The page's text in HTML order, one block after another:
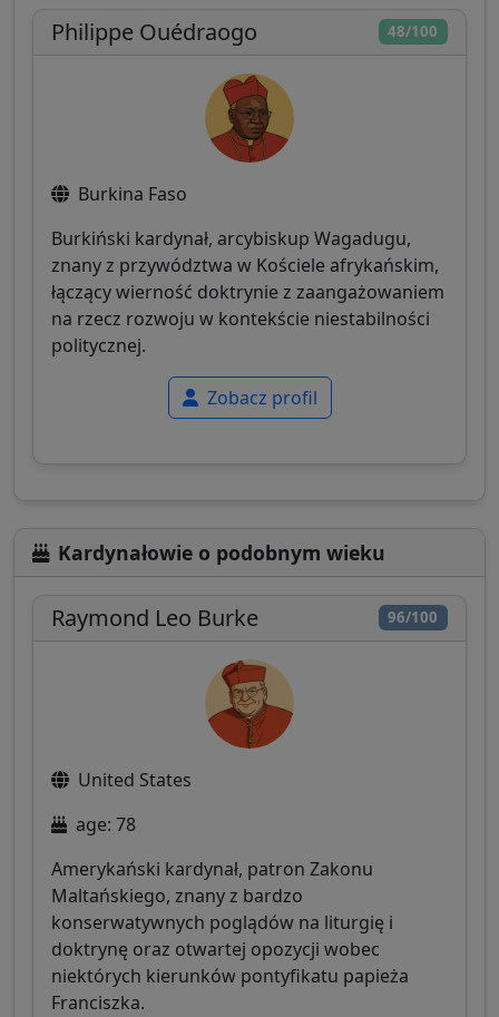
48/100
Philippe Ouédraogo
Burkina Faso
Burkiński kardynał, arcybiskup Wagadugu,
znany z przywództwa w Kościele afrykańskim,
łączący wierność doktrynie z zaangażowaniem
na rzecz rozwoju w kontekście niestabilności
politycznej.
Zobacz profil
Kardynałowie o podobnym wieku
96/100
Raymond Leo Burke
United States
age: 78
Amerykański kardynał, patron Zakonu
Maltańskiego, znany z bardzo
konserwatywnych poglądów na liturgię i
doktrynę oraz otwartej opozycji wobec
niektórych kierunków pontyfikatu papieża
Franciszka.